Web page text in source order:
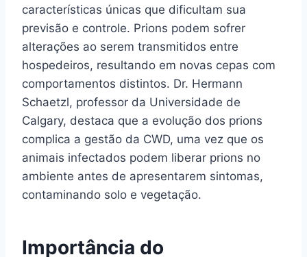
características únicas que dificultam sua
previsão e controle. Prions podem sofrer
alterações ao serem transmitidos entre
hospedeiros, resultando em novas cepas com
comportamentos distintos. Dr. Hermann
Schaetzl, professor da Universidade de
Calgary, destaca que a evolução dos prions
complica a gestão da CWD, uma vez que os
animais infectados podem liberar prions no
ambiente antes de apresentarem sintomas,
contaminando solo e vegetação.
Importância do